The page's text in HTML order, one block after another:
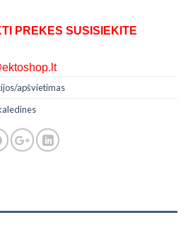
PREKES SUSISIEKITE
apšvietimas